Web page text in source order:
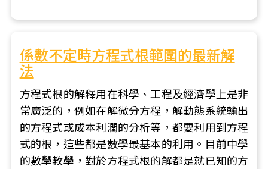
係數不定時方程式根範圍的最新解
法
方程式根的解釋用在科學、工程及經濟學上是非
常廣泛的，例如在解微分方程，解動態系統輸出
的方程式或成本利潤的分析等，都要利用到方程
式的根，這些都是數學最基本的利用。目前中學
的數學教學，對於方程式根的解都是就已知的方